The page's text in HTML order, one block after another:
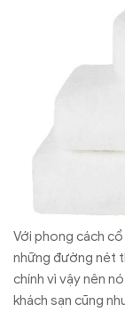
Với phong cách
những đường nét
chính vì vậy nên
khách sạn cũng